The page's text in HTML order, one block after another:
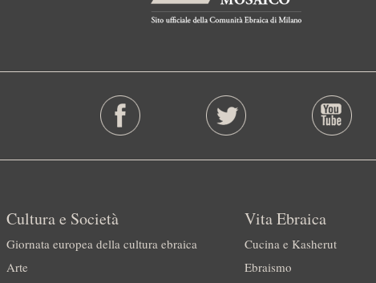
Cultura e Società
Giornata europea della cultura ebraica
Arte
Vita Ebraica
Cucina e Kasherut
Ebraismo